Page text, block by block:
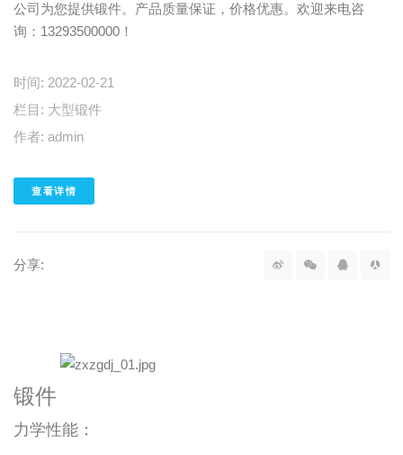
公司为您提供锻件。产品质量保证，价格优惠。欢迎来电咨
询：13293500000！
时间: 2022-02-21
栏目: 大型锻件
作者: admin
查看详情
分享:
锻件
力学性能：